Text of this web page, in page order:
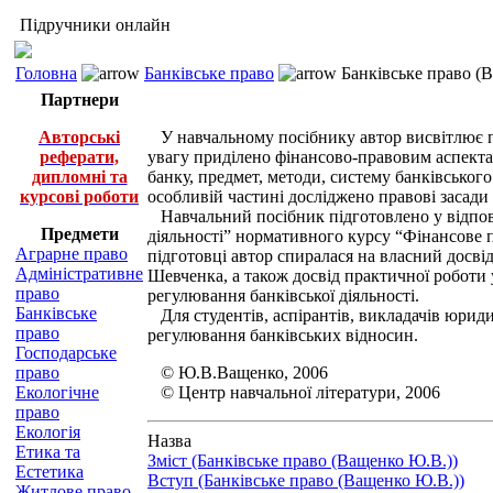
Підручники онлайн
Головна Банківське право
Банківське право
Партнери
Авторські
реферати,
дипломні та
курсові роботи
Предмети
Аграрне право
Адміністративне
право
Банківське
право
Господарське
право
Екологічне
право
Екологія
Етика та
Естетика
У навчальному посібнику автор висвітлює
увагу приділено фінансово-правовим
банку, предмет, методи, систему
особливій частині досліджено правові
Навчальний посібник підготовлено у
діяльності” нормативного курсу
підготовці автор спиралася на власний
Шевченка, а також досвід практичної роботи
регулювання банківської діяльності.
Для студентів, аспірантів, викладачів
регулювання банківських відносин.
© Ю.В.Ващенко, 2006
© Центр навчальної літератури, 2006
Назва
Зміст (Банківське право (Ващенко Ю.В.))
Вступ (Банківське право (Ващенко Ю.В.))